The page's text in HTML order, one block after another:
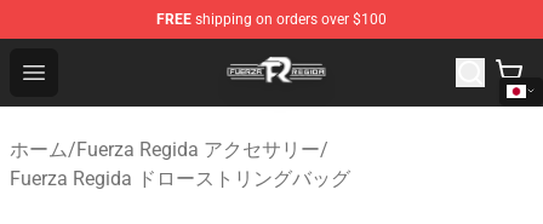
FREE shipping on orders over $100
Open menu
Fuerza Regida Shop - Official Fuerza Regida
ホーム/Fuerza Regida アクセサリー/
Fuerza Regida ドローストリングバッグ